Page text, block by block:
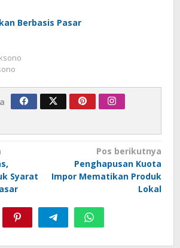
Berbasis Pasar
Syarat
Pos berikutnya
Penghapusan Kuota
Impor Mematikan Produk
Lokal